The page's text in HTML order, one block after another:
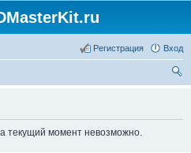
Вход
Регистрация
текущий момент невозможно.